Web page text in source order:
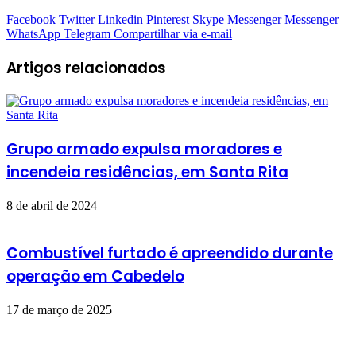
Facebook Twitter Linkedin Pinterest Skype Messenger Messenger
WhatsApp Telegram Compartilhar via e-mail
Artigos relacionados
Grupo armado expulsa moradores e
incendeia residências, em Santa Rita
8 de abril de 2024
Combustível furtado é apreendido durante
operação em Cabedelo
17 de março de 2025